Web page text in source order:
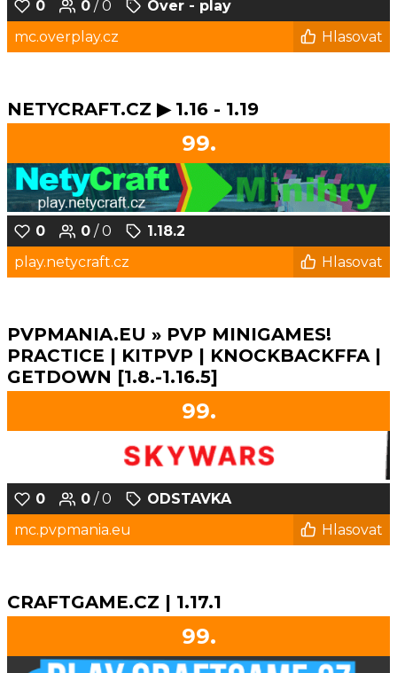
0 0 / 0
Over - play
mc.overplay.cz
Hlasovat
NETYCRAFT.CZ ▶ 1.16 - 1.19
99.
0 0 / 0
1.18.2
play.netycraft.cz
Hlasovat
PVPMANIA.EU » PVP MINIGAMES!
PRACTICE | KITPVP | KNOCKBACKFFA |
GETDOWN [1.8.-1.16.5]
99.
0 0 / 0
ODSTAVKA
mc.pvpmania.eu
Hlasovat
CRAFTGAME.CZ | 1.17.1
99.